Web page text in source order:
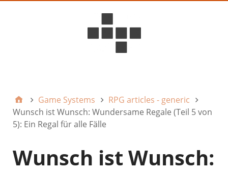
Game Systems
RPG articles - generic
Wunsch ist Wunsch: Wundersame Regale (Teil 5 von
5): Ein Regal für alle Fälle
Wunsch ist Wunsch: